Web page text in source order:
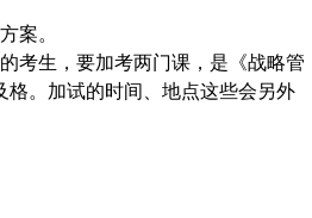
案。
考生，要加考两门课，是《战略管
。加试的时间、地点这些会另外